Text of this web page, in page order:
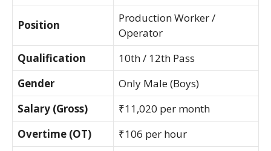
Position
Production Worker /
Operator
Qualification
10th / 12th Pass
Gender
Only Male (Boys)
Salary (Gross)
₹11,020 per month
Overtime (OT)
₹106 per hour